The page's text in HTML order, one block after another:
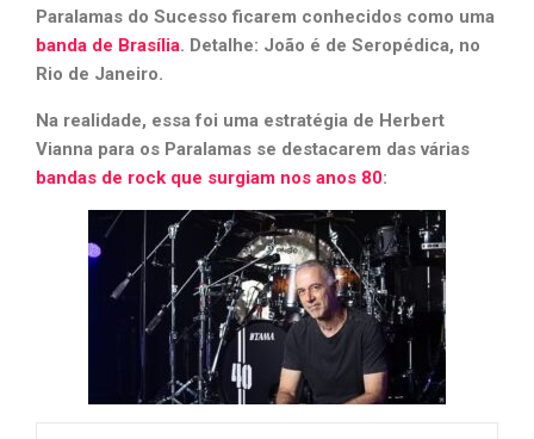
Paralamas do Sucesso ficarem conhecidos como uma
banda de Brasília. Detalhe: João é de Seropédica, no
Rio de Janeiro.
Na realidade, essa foi uma estratégia de Herbert
Vianna para os Paralamas se destacarem das várias
bandas de rock que surgiam nos anos 80: